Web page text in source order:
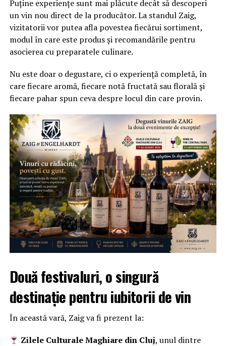
Puține experiențe sunt mai plăcute decât să descoperi
un vin nou direct de la producător. La standul Zaig,
vizitatorii vor putea afla povestea fiecărui sortiment,
modul în care este produs și recomandările pentru
asocierea cu preparatele culinare.
Nu este doar o degustare, ci o experiență completă, în
care fiecare aromă, fiecare notă fructată sau florală și
fiecare pahar spun ceva despre locul din care provin.
Două festivaluri, o singură
destinație pentru iubitorii de vin
În această vară, Zaig va fi prezent la:
Zilele Culturale Maghiare din Cluj, unul dintre